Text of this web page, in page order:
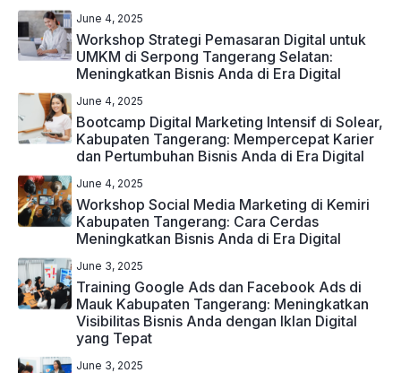
June 4, 2025
Workshop Strategi Pemasaran Digital untuk
UMKM di Serpong Tangerang Selatan:
Meningkatkan Bisnis Anda di Era Digital
June 4, 2025
Bootcamp Digital Marketing Intensif di Solear,
Kabupaten Tangerang: Mempercepat Karier
dan Pertumbuhan Bisnis Anda di Era Digital
June 4, 2025
Workshop Social Media Marketing di Kemiri
Kabupaten Tangerang: Cara Cerdas
Meningkatkan Bisnis Anda di Era Digital
June 3, 2025
Training Google Ads dan Facebook Ads di
Mauk Kabupaten Tangerang: Meningkatkan
Visibilitas Bisnis Anda dengan Iklan Digital
yang Tepat
June 3, 2025